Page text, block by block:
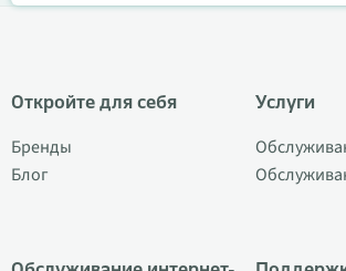
Откройте для себя
Бренды
Блог
Услуги